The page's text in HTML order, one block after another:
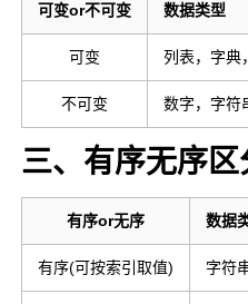
可变or不可变 数据类型
可变 列表，字典
不可变 数字，字符
三、有序无序区
有序or无序 数据
有序(可按索引取值) 字符